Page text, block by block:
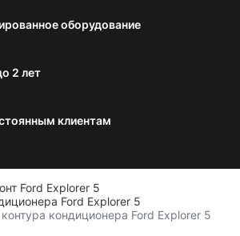
оборудование
2 лет
клиентам
Ford Explorer 5
Ford Explorer 5
кондиционера Ford Explorer 5